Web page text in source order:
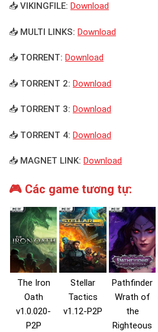
📥 VIKINGFILE: Download
📥 MULTI LINKS: Download
📥 TORRENT: Download
📥 TORRENT 2: Download
📥 TORRENT 3: Download
📥 TORRENT 4: Download
📥 MAGNET LINK: Download
🎮 Các game tương tự:
The Iron
Oath
v1.0.020-
P2P
Stellar
Tactics
v1.12-P2P
Pathfinder
Wrath of
the
Righteous